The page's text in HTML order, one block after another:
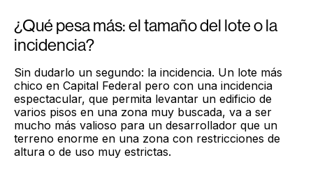
¿Qué pesa más: el tamaño del lote o la
incidencia?
Sin dudarlo un segundo: la incidencia. Un lote más
chico en Capital Federal pero con una incidencia
espectacular, que permita levantar un edificio de
varios pisos en una zona muy buscada, va a ser
mucho más valioso para un desarrollador que un
terreno enorme en una zona con restricciones de
altura o de uso muy estrictas.